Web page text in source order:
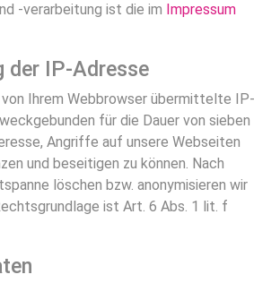
-verarbeitung ist die im Impressum
der IP-Adresse
von Ihrem Webbrowser übermittelte IP-
für die Dauer von sieben
Angriffe auf unsere Webseiten
und beseitigen zu können. Nach
löschen bzw. anonymisieren wir
ist Art. 6 Abs. 1 lit. f